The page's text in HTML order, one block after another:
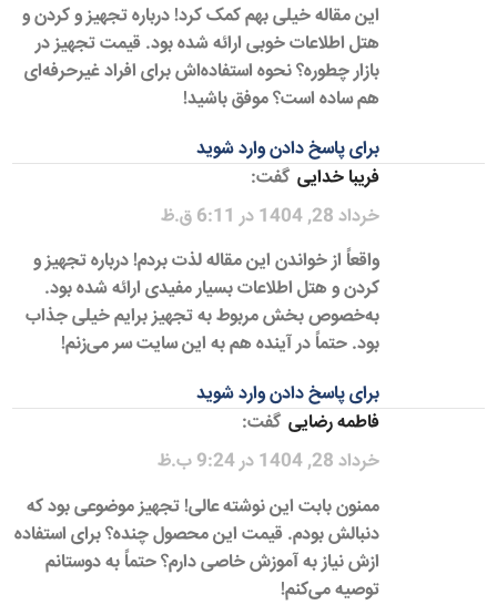
این مقاله خیلی بهم کمک کرد! درباره تجهیز و کردن و
هتل اطلاعات خوبی ارائه شده بود. قیمت تجهیز در
بازار چطوره؟ نحوه استفاده‌اش برای افراد غیرحرفه‌ای
هم ساده است؟ موفق باشید!
برای پاسخ دادن وارد شوید
فریبا خدایی گفت:
خرداد 28, 1404 در 6:11 ق.ظ
واقعاً از خواندن این مقاله لذت بردم! درباره تجهیز و
کردن و هتل اطلاعات بسیار مفیدی ارائه شده بود.
به‌خصوص بخش مربوط به تجهیز برایم خیلی جذاب
بود. حتماً در آینده هم به این سایت سر می‌زنم!
برای پاسخ دادن وارد شوید
فاطمه رضایی گفت:
خرداد 28, 1404 در 9:24 ب.ظ
ممنون بابت این نوشته عالی! تجهیز موضوعی بود که
دنبالش بودم. قیمت این محصول چنده؟ برای استفاده
ازش نیاز به آموزش خاصی دارم؟ حتماً به دوستانم
توصیه می‌کنم!